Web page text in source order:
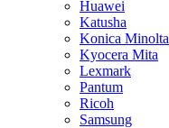
Huawei
Katusha
Konica Minolta
Kyocera Mita
Lexmark
Pantum
Ricoh
Samsung